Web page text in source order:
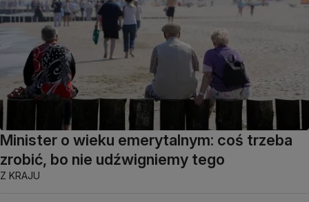
Minister o wieku emerytalnym: coś trzeba
zrobić, bo nie udźwigniemy tego
Z KRAJU